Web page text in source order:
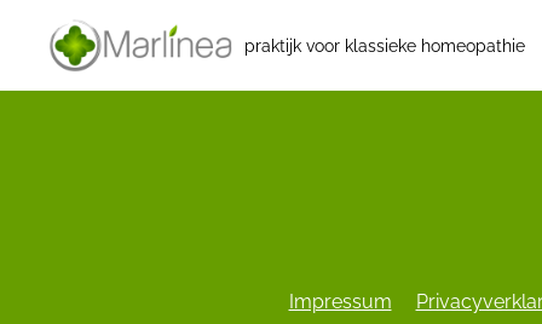
praktijk voor klassieke homeopathie
Impressum